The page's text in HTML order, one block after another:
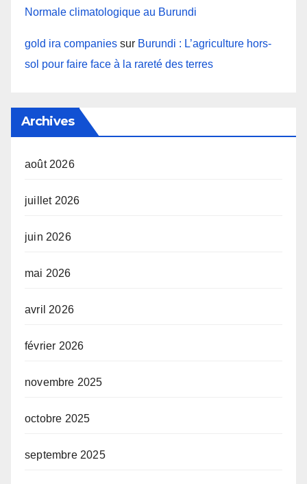
Normale climatologique au Burundi
gold ira companies sur Burundi : L’agriculture hors-
sol pour faire face à la rareté des terres
Archives
août 2026
juillet 2026
juin 2026
mai 2026
avril 2026
février 2026
novembre 2025
octobre 2025
septembre 2025